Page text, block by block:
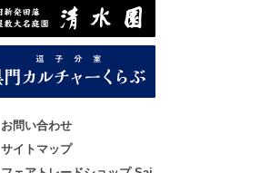
お問い合わせ
サイトマップ